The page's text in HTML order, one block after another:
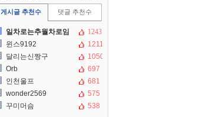
게시글 추천수 댓글 추천수
일차로는추월차로임
1243
윈스9192
1211
달리는신짱구
1050
Orb
697
인천울프
681
wonder2569
575
꾸미머슴
538